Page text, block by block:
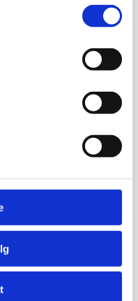
et håndknyttet teppe
sin skjønnhet og verdi.
kr
Legg I Handlekurv